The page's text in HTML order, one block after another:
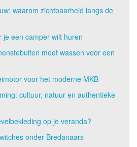
waarom zichtbaarheid langs de
je een camper wilt huren
moet wassen voor een
voor het moderne MKB
cultuur, natuur en authentieke
op je veranda?
onder Bredanaars